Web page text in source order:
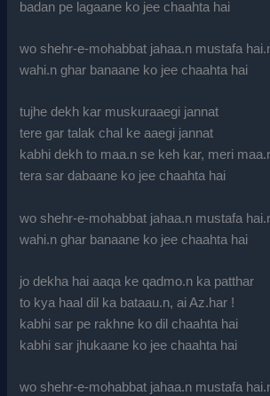
badan pe lagaane ko jee chaahta hai
wo shehr-e-mohabbat jahaa.n mustafa
wahi.n ghar banaane ko jee chaahta hai
tujhe dekh kar muskuraaegi jannat
tere gar talak chal ke aaegi jannat
kabhi dekh to maa.n se keh kar, meri
tera sar dabaane ko jee chaahta hai
wo shehr-e-mohabbat jahaa.n mustafa
wahi.n ghar banaane ko jee chaahta hai
jo dekha hai aaqa ke qadmo.n ka patthar
to kya haal dil ka bataau.n, ai Az.har !
kabhi sar pe rakhne ko dil chaahta hai
kabhi sar jhukaane ko jee chaahta hai
wo shehr-e-mohabbat jahaa.n mustafa